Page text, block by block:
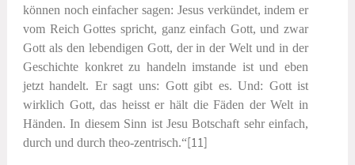
können noch einfacher sagen: Jesus verkündet, indem er
vom Reich Gottes spricht, ganz einfach Gott, und zwar
Gott als den lebendigen Gott, der in der Welt und in der
Geschichte konkret zu handeln imstande ist und eben
jetzt handelt. Er sagt uns: Gott gibt es. Und: Gott ist
wirklich Gott, das heisst er hält die Fäden der Welt in
Händen. In diesem Sinn ist Jesu Botschaft sehr einfach,
durch und durch theo-zentrisch.“[11]